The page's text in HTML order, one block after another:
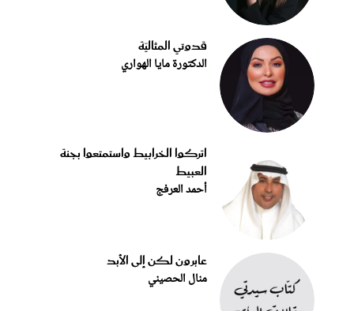
قدوتي المثاليّة
الدكتورة مايا الهواري
اتركوا الخرابيط واستمتعوا بجنة
العبيط
أحمد العرفج
عابرون لكن إلى الأبد
منال الحصيني